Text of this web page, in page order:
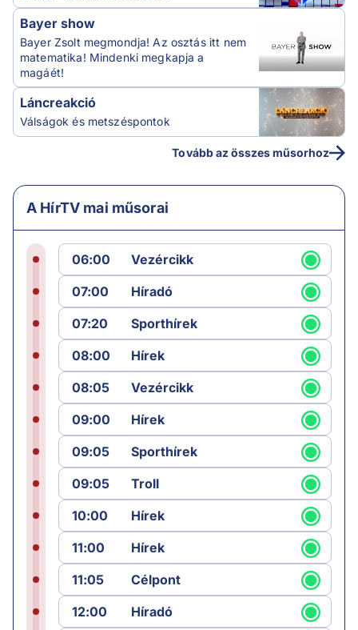
Bayer show
Bayer Zsolt megmondja! Az osztás itt nem
matematika! Mindenki megkapja a
magáét!
Láncreakció
Válságok és metszéspontok
Tovább az összes műsorhoz
A HírTV mai műsorai
06:00
Vezércikk
07:00
Híradó
07:20
Sporthírek
08:00
Hírek
08:05
Vezércikk
09:00
Hírek
09:05
Sporthírek
09:05
Troll
10:00
Hírek
11:00
Hírek
11:05
Célpont
12:00
Híradó